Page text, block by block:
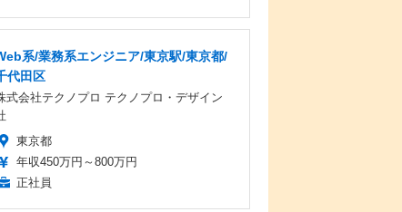
系/業務系エンジニア/東京駅/東京都/
代田区
式会社テクノプロ テクノプロ・デザイン
東京都
年収450万円～800万円
正社員